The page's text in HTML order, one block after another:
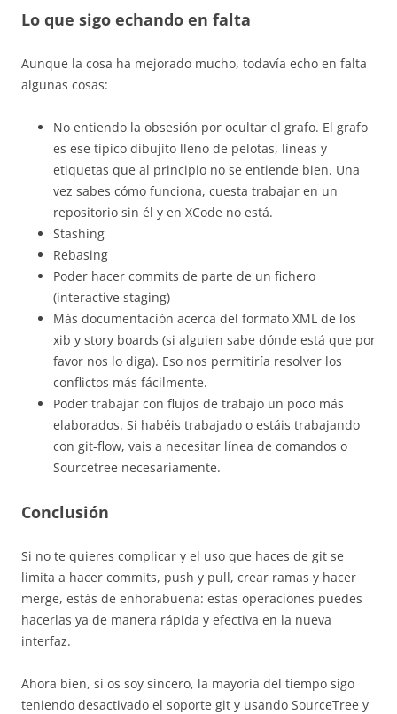
Lo que sigo echando en falta
Aunque la cosa ha mejorado mucho, todavía echo en falta
algunas cosas:
No entiendo la obsesión por ocultar el grafo. El grafo
es ese típico dibujito lleno de pelotas, líneas y
etiquetas que al principio no se entiende bien. Una
vez sabes cómo funciona, cuesta trabajar en un
repositorio sin él y en XCode no está.
Stashing
Rebasing
Poder hacer commits de parte de un fichero
(interactive staging)
Más documentación acerca del formato XML de los
xib y story boards (si alguien sabe dónde está que por
favor nos lo diga). Eso nos permitiría resolver los
conflictos más fácilmente.
Poder trabajar con flujos de trabajo un poco más
elaborados. Si habéis trabajado o estáis trabajando
con git-flow, vais a necesitar línea de comandos o
Sourcetree necesariamente.
Conclusión
Si no te quieres complicar y el uso que haces de git se
limita a hacer commits, push y pull, crear ramas y hacer
merge, estás de enhorabuena: estas operaciones puedes
hacerlas ya de manera rápida y efectiva en la nueva
interfaz.
Ahora bien, si os soy sincero, la mayoría del tiempo sigo
teniendo desactivado el soporte git y usando SourceTree y